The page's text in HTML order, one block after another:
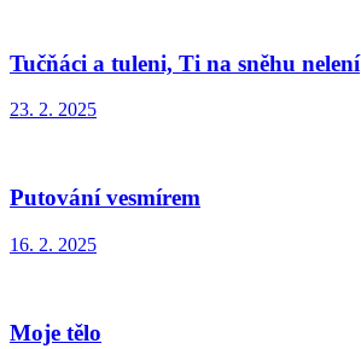
Tučňáci a tuleni, Ti na sněhu nelení
23. 2. 2025
Putování vesmírem
16. 2. 2025
Moje tělo